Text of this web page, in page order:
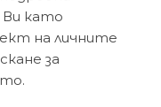
Ви като
на личните
за